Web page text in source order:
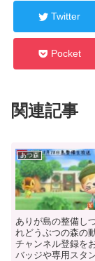
Twitter
Pocket
関連記事
あつ森
ありが島の整備し
れどうぶつの森の
チャンネル登録を
バッジや専用スタ